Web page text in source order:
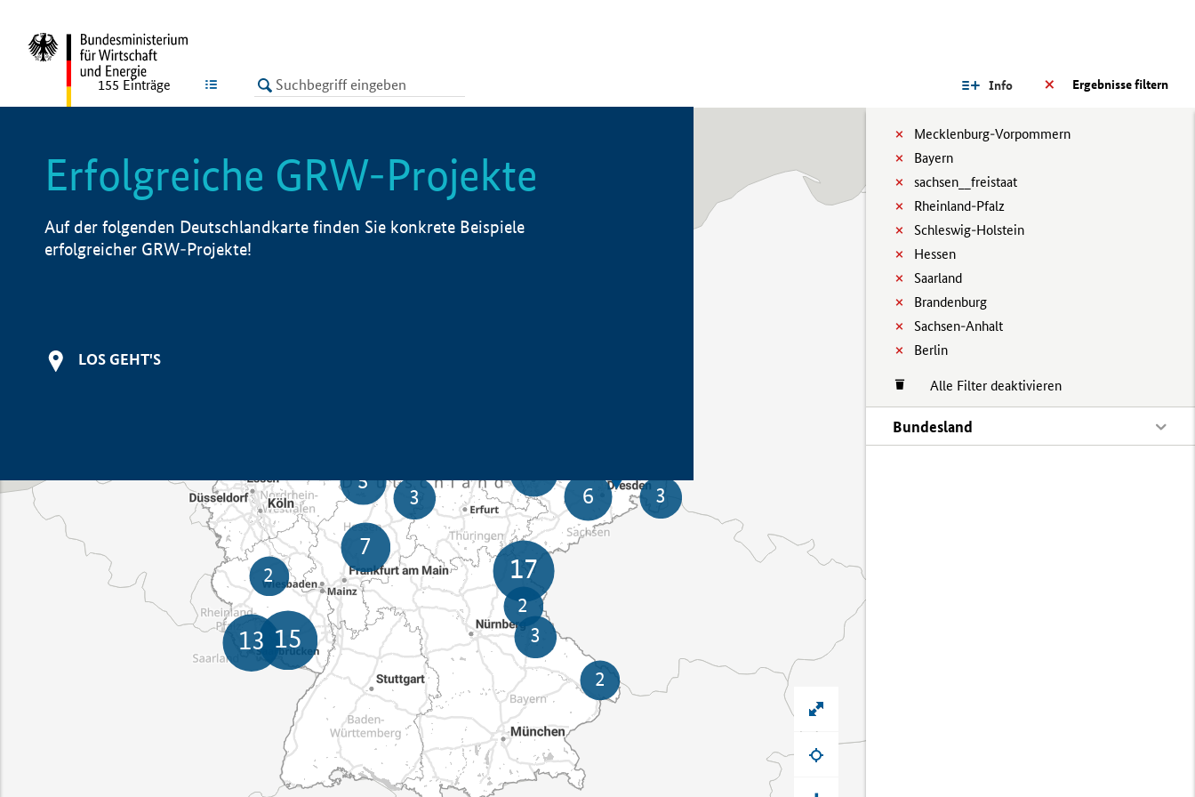
LISTE Ergebnisse filtern
Info
Mecklenburg-Vorpommern
Bayern
sachsen__freistaat
Rheinland-Pfalz
Schleswig-Holstein
Hessen
Saarland
Brandenburg
Sachsen-Anhalt
Berlin
Alle Filter deaktivieren
Bundesland
155 Einträge
Erfolgreiche GRW-Projekte
Auf der folgenden Deutschlandkarte finden Sie konkrete Beispiele
erfolgreicher GRW-Projekte!
LOS GEHT'S